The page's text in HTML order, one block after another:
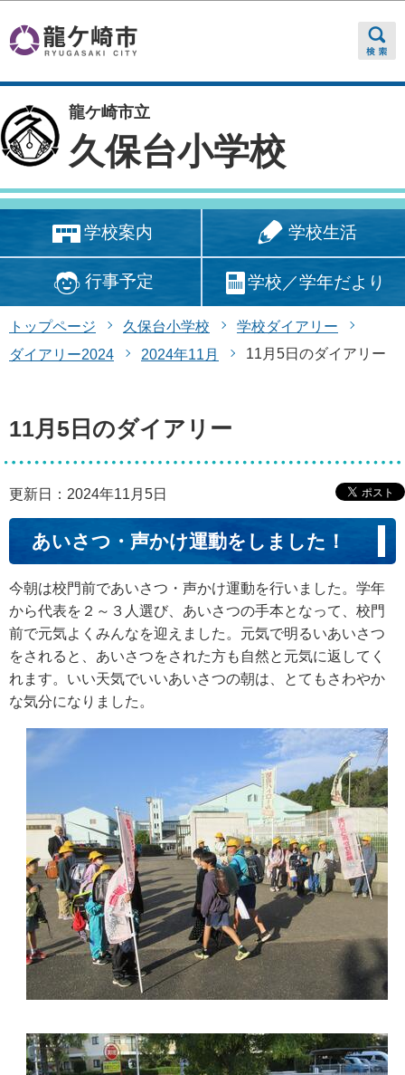
龍ケ崎市立
久保台小学校
学校案内 学校生活
行事予定 学校／学年だより
トップページ 久保台小学校
学校ダイアリー
ダイアリー2024
2024年11月 11月5日のダイアリー
11月5日のダイアリー
更新日：2024年11月5日
あいさつ・声かけ運動をしました！
今朝は校門前であいさつ・声かけ運動を行いました。学年
から代表を２～３人選び、あいさつの手本となって、校門
前で元気よくみんなを迎えました。元気で明るいあいさつ
をされると、あいさつをされた方も自然と元気に返してく
れます。いい天気でいいあいさつの朝は、とてもさわやか
な気分になりました。